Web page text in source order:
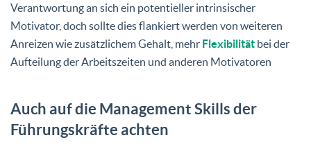
Verantwortung an sich ein potentieller intrinsischer
Motivator, doch sollte dies flankiert werden von weiteren
Anreizen wie zusätzlichem Gehalt, mehr Flexibilität bei der
Aufteilung der Arbeitszeiten und anderen Motivatoren
Auch auf die Management Skills der
Führungskräfte achten